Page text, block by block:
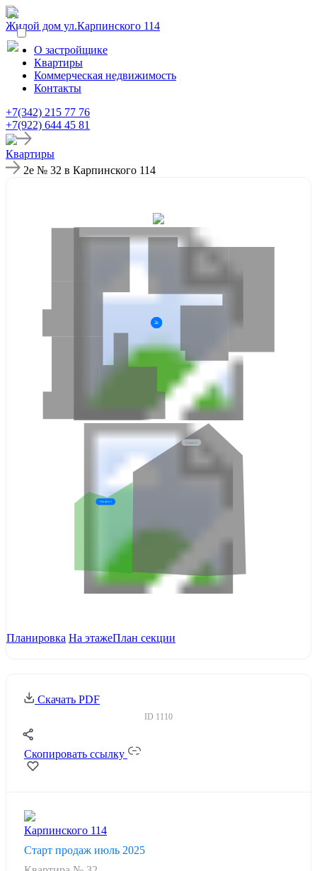
Жилой дом ул.Карпинского 114
О застройщике
Квартиры
Коммерческая недвижимость
Контакты
+7(342) 215 77 76
+7(922) 644 45 81
Квартиры
2е № 32 в Карпинского 114
2е
Секция 1
Секция 2
Планировка На этажеПлан секции
Скачать PDF
ID 1110
Скопировать ссылку
Карпинского 114
Старт продаж июль 2025